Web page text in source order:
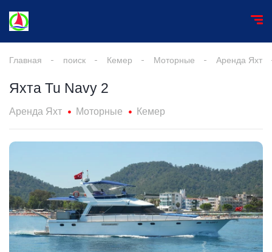
Главная поиск Кемер Моторные Аренда Яхт
Яхта Tu Navy 2
Аренда Яхт Моторные Кемер